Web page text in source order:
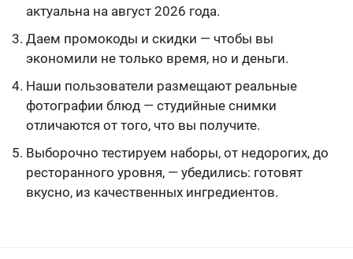
актуальна на август 2026 года.
Даем промокоды и скидки — чтобы вы
экономили не только время, но и деньги.
Наши пользователи размещают реальные
фотографии блюд — студийные снимки
отличаются от того, что вы получите.
Выборочно тестируем наборы, от недорогих, до
ресторанного уровня, — убедились: готовят
вкусно, из качественных ингредиентов.